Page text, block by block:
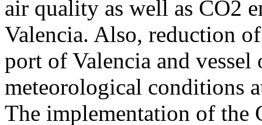
air quality as well as CO2
Valencia. Also, reduction
port of Valencia and
meteorological conditions
The implementation of the